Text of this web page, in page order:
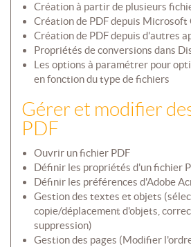
Création à partir de plusieurs
Création de PDF depuis Microsoft
Création de PDF depuis d'autres
Propriétés de conversions dans
Les options à paramétrer pour
en fonction du type de fichiers
Gérer et modifier
PDF
Ouvrir un fichier PDF
Définir les propriétés d'un fichier
Définir les préférences d'Adobe
Gestion des textes et objets
copie/déplacement d'objets,
suppression)
Gestion des pages (Modifier